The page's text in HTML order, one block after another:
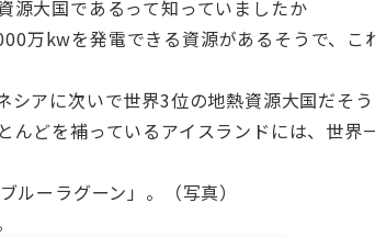
源大国であるって知っていましたか
万kwを発電できる資源があるそうで、こ
アに次いで世界3位の地熱資源大国だそう
んどを補っているアイスランドには、世界
ルーラグーン」。（写真）